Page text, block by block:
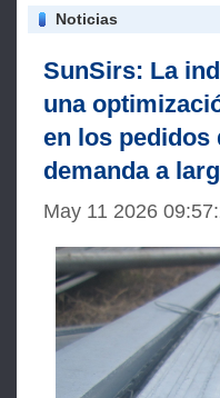
Noticias
SunSirs: La
una
en los pedidos
demanda a
May 11 2026